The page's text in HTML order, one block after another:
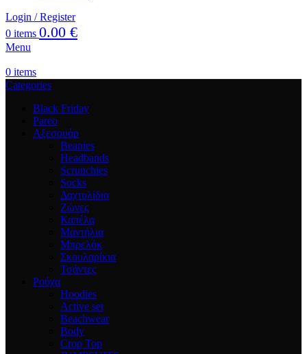
Login / Register
0 items 0.00 €
Menu
0 items
Categories
Black Friday
Pareo
Αξεσουάρ
Beanies
Headbands
Scrunchies
Socks
Δαχτυλίδια
Ζώνες
Καπέλα
Μαντήλια
Μπρελόκ
Σκουλαρίκια
Τσάντες
Ρούχα
Hoodies
Active set
Beachwear
Body
Crop Top